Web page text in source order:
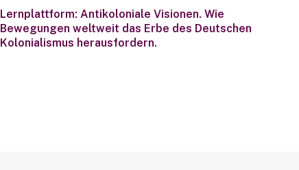
Lernplattform: Antikoloniale Visionen. Wie
Bewegungen weltweit das Erbe des Deutschen
Kolonialismus herausfordern.